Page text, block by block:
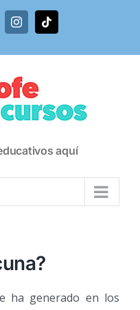
InstagramTiktok
aquí
ha generado en los